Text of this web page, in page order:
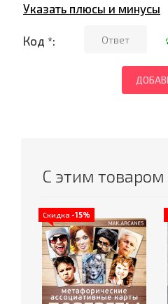
Указать плюсы и минусы
Код *:
С этим
Скидка -15%